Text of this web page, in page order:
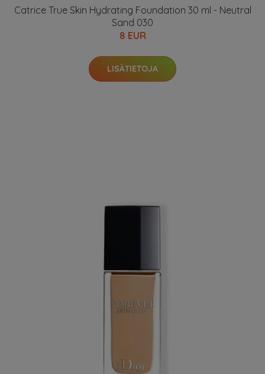
Catrice True Skin Hydrating Foundation 30 ml - Neutral
Sand 030
8 EUR
LISÄTIETOJA